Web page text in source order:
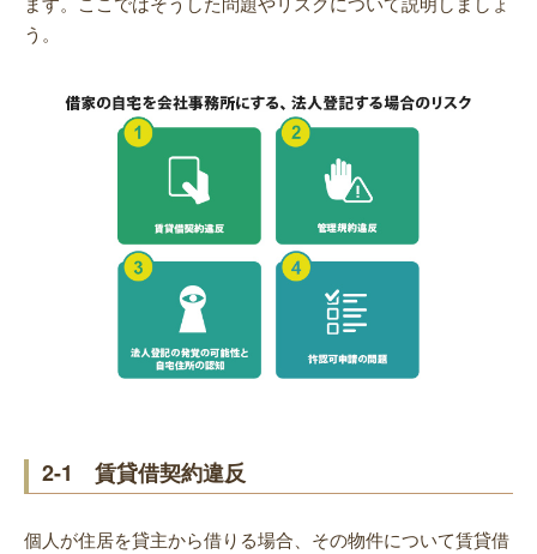
う。
2-1 賃貸借契約違反
個人が住居を貸主から借りる場合、その物件について賃貸借